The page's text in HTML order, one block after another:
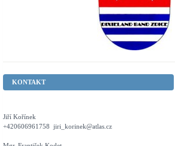
KONTAKT
Jiří Kořínek
+420606961758 jiri_korinek@atlas.cz